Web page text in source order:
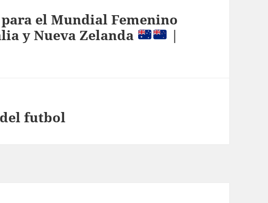
el Mundial Femenino
y Nueva Zelanda
|
futbol